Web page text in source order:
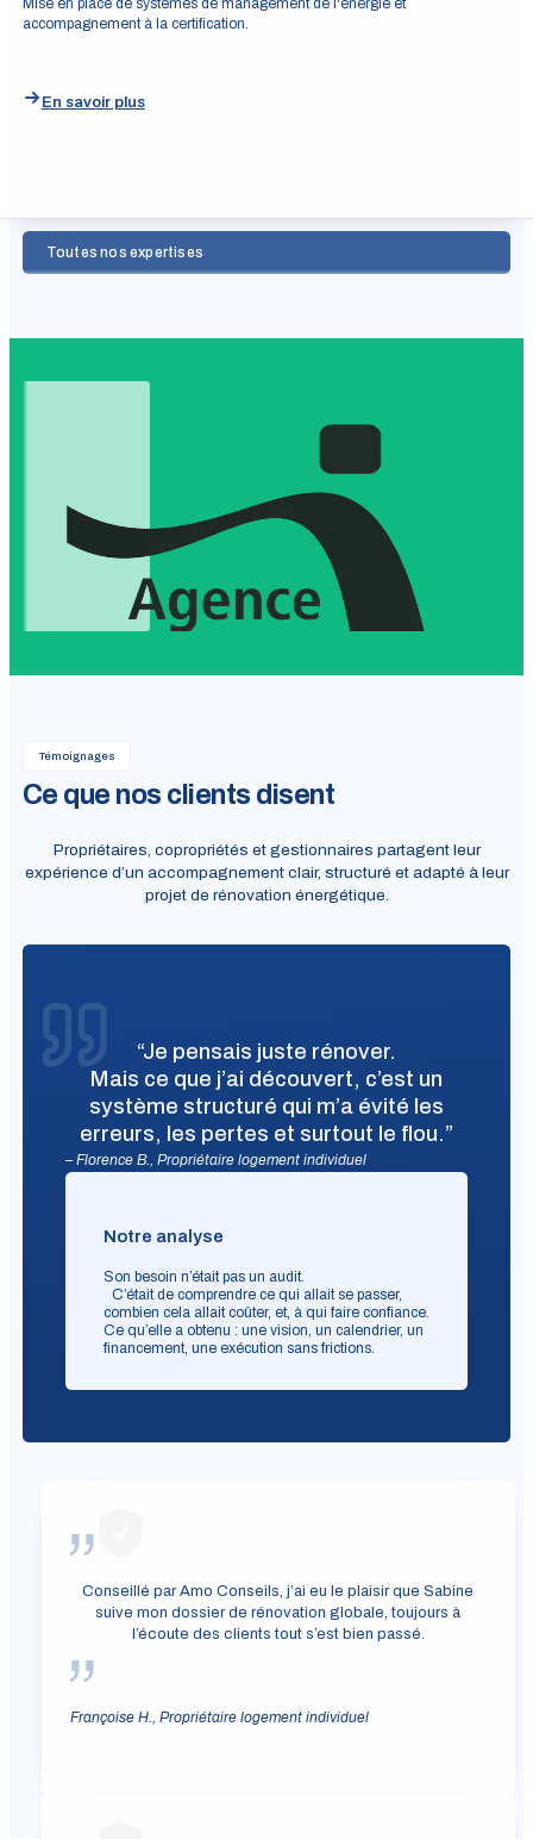
accompagnement à la certification.
En savoir plus
Toutes nos expertises
Témoignages
Ce que nos clients disent
Propriétaires, copropriétés et gestionnaires partagent leur
expérience d’un accompagnement clair, structuré et adapté à leur
projet de rénovation énergétique.
“Je pensais juste rénover.
Mais ce que j’ai découvert, c’est un
système structuré qui m’a évité les
erreurs, les pertes et surtout le flou.”
– Florence B., Propriétaire logement individuel
Notre analyse
Son besoin n’était pas un audit.
C’était de comprendre ce qui allait se passer,
combien cela allait coûter, et, à qui faire confiance.
Ce qu’elle a obtenu : une vision, un calendrier, un
financement, une exécution sans frictions.
Conseillé par Amo Conseils, j’ai eu le plaisir que Sabine
suive mon dossier de rénovation globale, toujours à
l’écoute des clients tout s’est bien passé.
Françoise H., Propriétaire logement individuel